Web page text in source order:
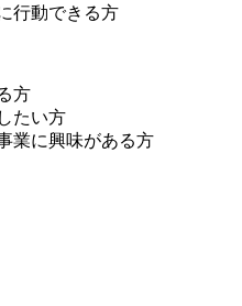
行動できる方
方
たい方
業に興味がある方